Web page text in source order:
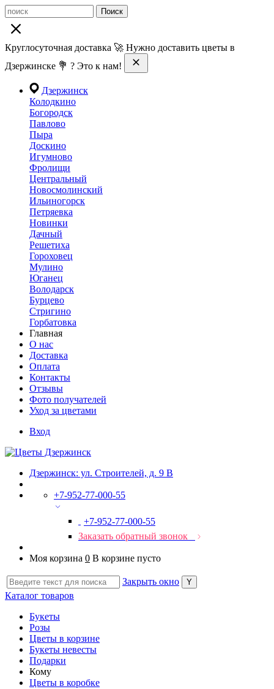
Поиск
Круглосуточная доставка 🚀 Нужно доставить цветы в
Дзержинске 💐 ? Это к нам!
Дзержинск
Колодкино
Богородск
Павлово
Пыра
Доскино
Игумново
Фролищи
Центральный
Новосмолинский
Ильиногорск
Петряевка
Новинки
Дачный
Решетиха
Гороховец
Мулино
Юганец
Володарск
Бурцево
Стригино
Горбатовка
Главная
О нас
Доставка
Оплата
Контакты
Отзывы
Фото получателей
Уход за цветами
Вход
Дзержинск: ул. Строителей, д. 9 В
+7-952-77-000-55
+7-952-77-000-55
Заказать обратный звонок
Моя корзина 0 В корзине пусто
Закрыть окно
Каталог товаров
Букеты
Розы
Цветы в корзине
Букеты невесты
Подарки
Кому
Цветы в коробке